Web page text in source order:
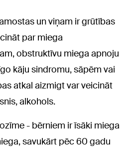
un viņam ir grūtības
par miega
obstruktīvu miega apnoju
kāju sindromu, sāpēm vai
atkal aizmigt var veicināt
alkohols.
- bērniem ir īsāki miega
savukārt pēc 60 gadu